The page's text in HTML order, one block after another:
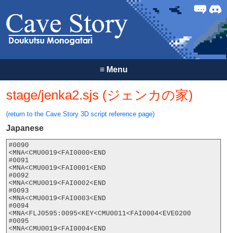
Forum
≡Menu
stage/jenka2.sjs (ジェンカの家)
(return to the Cave Story 3D script reference page)
Japanese
#0090
<MNA<CMU0019<FAI0000<END
#0091
<MNA<CMU0019<FAI0001<END
#0092
<MNA<CMU0019<FAI0002<END
#0093
<MNA<CMU0019<FAI0003<END
#0094
<MNA<FLJ0595:0095<KEY<CMU0011<FAI0004<EVE0200
#0095
<MNA<CMU0019<FAI0004<END